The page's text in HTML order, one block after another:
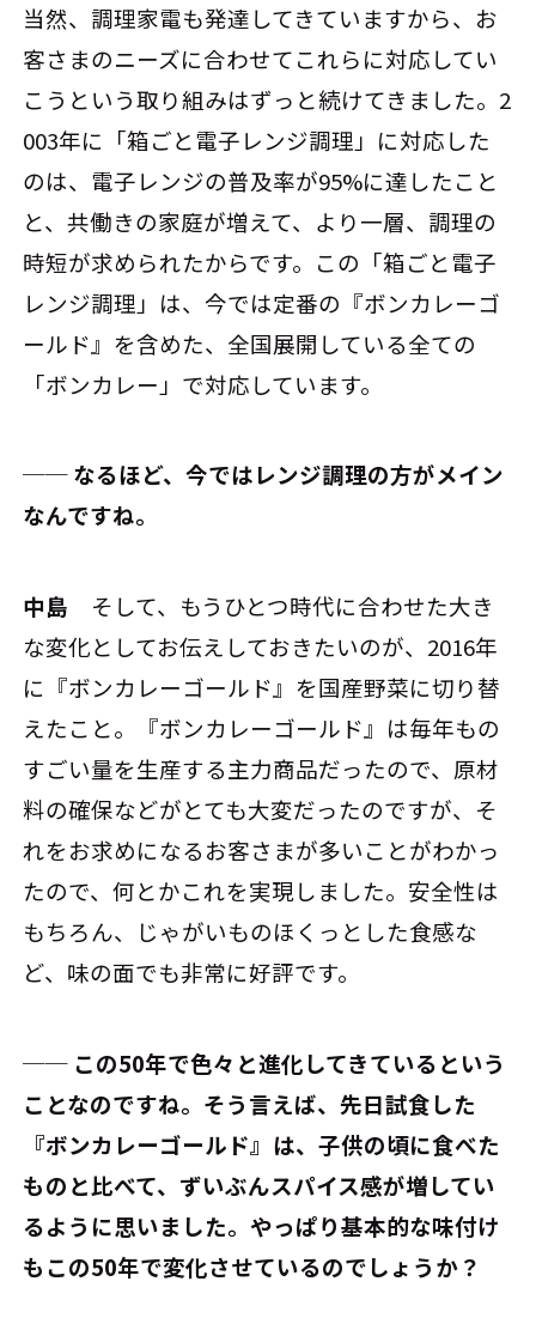
当然、調理家電も発達してきていますから、お
客さまのニーズに合わせてこれらに対応してい
こうという取り組みはずっと続けてきました。2
003年に「箱ごと電子レンジ調理」に対応した
のは、電子レンジの普及率が95%に達したこと
と、共働きの家庭が増えて、より一層、調理の
時短が求められたからです。この「箱ごと電子
レンジ調理」は、今では定番の『ボンカレーゴ
ールド』を含めた、全国展開している全ての
「ボンカレー」で対応しています。
── なるほど、今ではレンジ調理の方がメイン
なんですね。
中島 そして、もうひとつ時代に合わせた大き
な変化としてお伝えしておきたいのが、2016年
に『ボンカレーゴールド』を国産野菜に切り替
えたこと。『ボンカレーゴールド』は毎年もの
すごい量を生産する主力商品だったので、原材
料の確保などがとても大変だったのですが、そ
れをお求めになるお客さまが多いことがわかっ
たので、何とかこれを実現しました。安全性は
もちろん、じゃがいものほくっとした食感な
ど、味の面でも非常に好評です。
── この50年で色々と進化してきているという
ことなのですね。そう言えば、先日試食した
『ボンカレーゴールド』は、子供の頃に食べた
ものと比べて、ずいぶんスパイス感が増してい
るように思いました。やっぱり基本的な味付け
もこの50年で変化させているのでしょうか？